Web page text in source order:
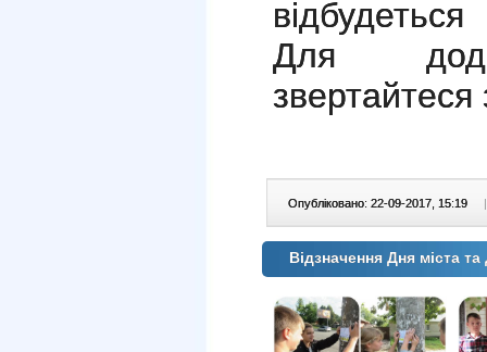
Для
Опубліковано: 22-09-2017, 15:19 |
Відзначення Дня міста